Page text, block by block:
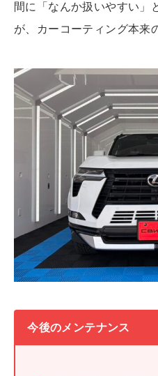
間に「なんか扱いやすい」
が、カーコーティング本来
今後のメンテナンス